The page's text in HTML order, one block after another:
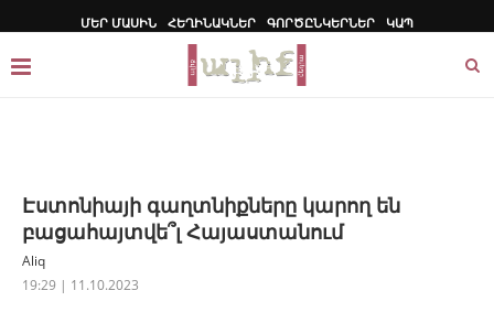
ՄԵՐ ՄԱՍԻՆ ՀԵՂԻՆԱԿՆԵՐ ԳՈՐԾԸՆԿԵՐՆԵՐ ԿԱՊ
Էստոնիայի գաղտնիքները կարող են
բացահայտվե՞լ Հայաստանում
Aliq
19:29 | 11.10.2023